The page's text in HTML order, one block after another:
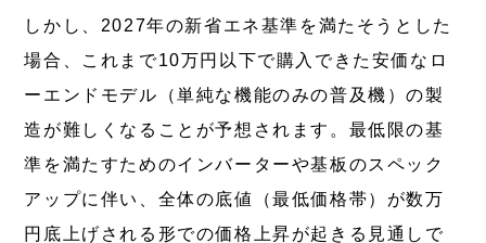
しかし、2027年の新省エネ基準を満たそうとした
場合、これまで10万円以下で購入できた安価なロ
ーエンドモデル（単純な機能のみの普及機）の製
造が難しくなることが予想されます。最低限の基
準を満たすためのインバーターや基板のスペック
アップに伴い、全体の底値（最低価格帯）が数万
円底上げされる形での価格上昇が起きる見通しで